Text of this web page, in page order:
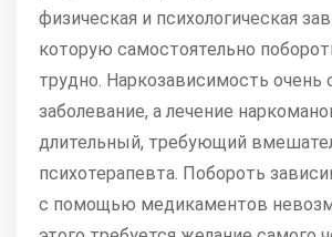
физическая и психологическая
которую самостоятельно
трудно. Наркозависимость очень
заболевание, а лечение
длительный, требующий
психотерапевта. Побороть
с помощью медикаментов